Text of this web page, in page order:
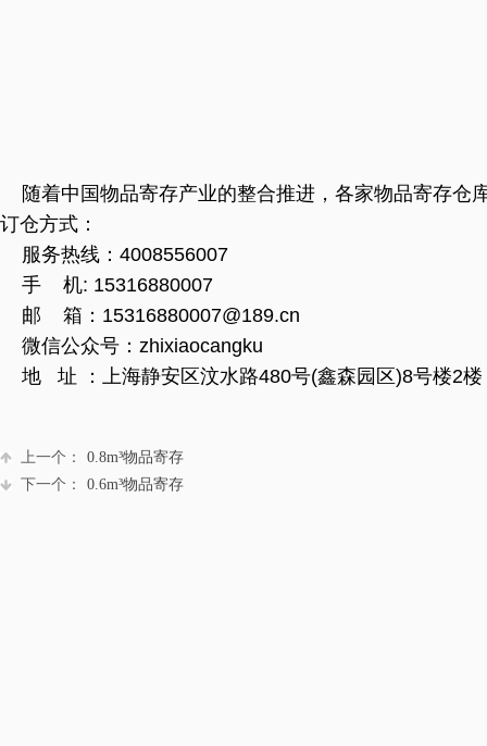
随着中国物品寄存产业的整合推进，各家物品寄存仓
订仓方式：
服务热线：4008556007
手 机: 15316880007
邮 箱：15316880007@189.cn
微信公众号：zhixiaocangku
地 址 ：上海静安区汶水路480号(鑫森园区)8号楼2楼
上一个：
0.8m³物品寄存
下一个：
0.6m³物品寄存